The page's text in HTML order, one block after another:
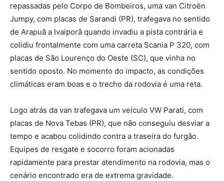
repassadas pelo Corpo de Bombeiros, uma van Citroën
Jumpy, com placas de Sarandi (PR), trafegava no sentido
de Arapuã a Ivaiporã quando invadiu a pista contrária e
colidiu frontalmente com uma carreta Scania P 320, com
placas de São Lourenço do Oeste (SC), que vinha no
sentido oposto. No momento do impacto, as condições
climáticas eram boas e o trecho da rodovia é uma reta.
Logo atrás da van trafegava um veículo VW Parati, com
placas de Nova Tebas (PR), que não conseguiu desviar a
tempo e acabou colidindo contra a traseira do furgão.
Equipes de resgate e socorro foram acionadas
rapidamente para prestar atendimento na rodovia, mas o
cenário encontrado era de extrema gravidade.